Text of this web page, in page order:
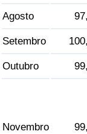
Agosto
Setembro
Outubro
Novembro